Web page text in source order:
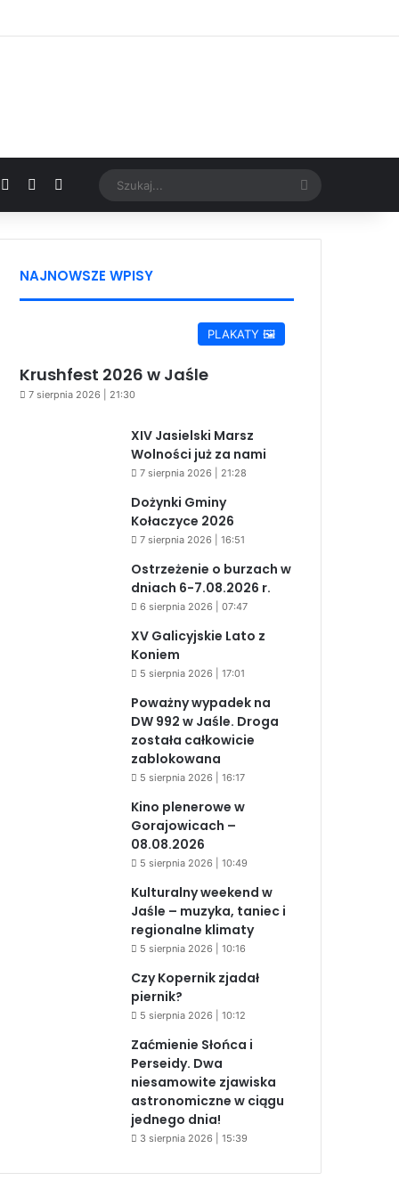
Facebook YouTubeGoogle News Szukaj...
NAJNOWSZE WPISY
PLAKATY 🖼️
Krushfest 2026 w Jaśle
7 sierpnia 2026 | 21:30
XIV Jasielski Marsz
Wolności już za nami
7 sierpnia 2026 | 21:28
Dożynki Gminy
Kołaczyce 2026
7 sierpnia 2026 | 16:51
Ostrzeżenie o burzach w
dniach 6-7.08.2026 r.
6 sierpnia 2026 | 07:47
XV Galicyjskie Lato z
Koniem
5 sierpnia 2026 | 17:01
Poważny wypadek na
DW 992 w Jaśle. Droga
została całkowicie
zablokowana
5 sierpnia 2026 | 16:17
Kino plenerowe w
Gorajowicach –
08.08.2026
5 sierpnia 2026 | 10:49
Kulturalny weekend w
Jaśle – muzyka, taniec i
regionalne klimaty
5 sierpnia 2026 | 10:16
Czy Kopernik zjadał
piernik?
5 sierpnia 2026 | 10:12
Zaćmienie Słońca i
Perseidy. Dwa
niesamowite zjawiska
astronomiczne w ciągu
jednego dnia!
3 sierpnia 2026 | 15:39